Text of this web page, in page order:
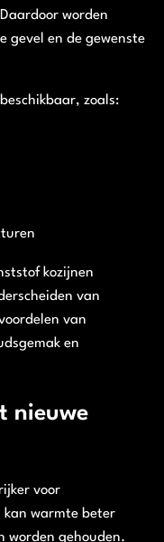
worden
gevel en de gewenste
zoals:
kozijnen
van
van
en
nieuwe
voor
kan warmte beter
worden gehouden.